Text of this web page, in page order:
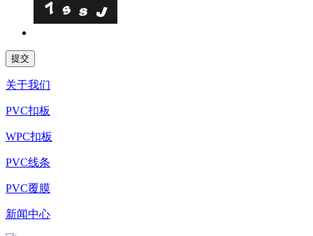
关于我们
PVC扣板
WPC扣板
PVC线条
PVC覆膜
新闻中心